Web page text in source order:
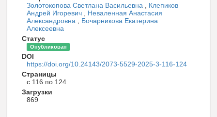
Золотокопова Светлана Васильевна
Клепиков
Андрей Игоревич
Неваленная Анастасия
Александровна
Бочарникова Екатерина
Алексеевна
Статус
Опубликован
DOI
https://doi.org/10.24143/2073-5529-2025-3-116-124
Страницы
с 116 по 124
Загрузки
869